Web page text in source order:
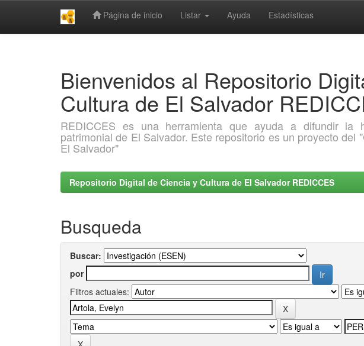
Página de inicio Listar Ayuda Estadísticas
Bienvenidos al Repositorio
Cultura de El Salvador
REDICCES es una herramienta que ayuda a difundir la
patrimonial de El Salvador. Este repositorio es un proyecto del
El Salvador"
Repositorio Digital de Ciencia y Cultura de El Salvador REDICCES
Busqueda
Buscar:
por
Filtros actuales: